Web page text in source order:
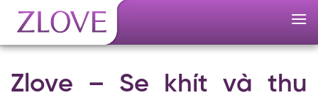
Skip
content
Zlove – Se khít và thu